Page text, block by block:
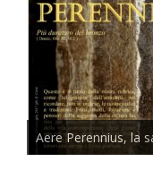
Aere Perennius, la